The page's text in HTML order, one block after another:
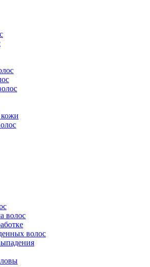
кожи
волос
волос